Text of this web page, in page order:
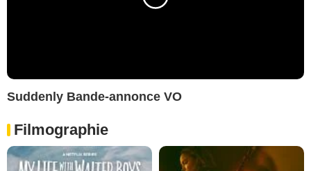
Suddenly Bande-annonce VO
Filmographie